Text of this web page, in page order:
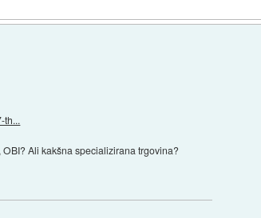
th...
Ali kakšna specializirana trgovina?